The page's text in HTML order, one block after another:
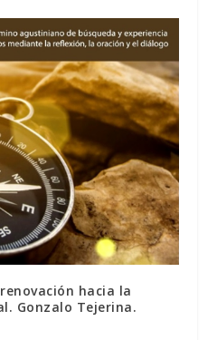
hacia la
Gonzalo Tejerina.